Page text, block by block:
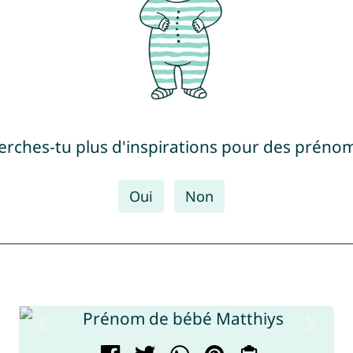
tu plus d'inspirations pour des
Oui Non